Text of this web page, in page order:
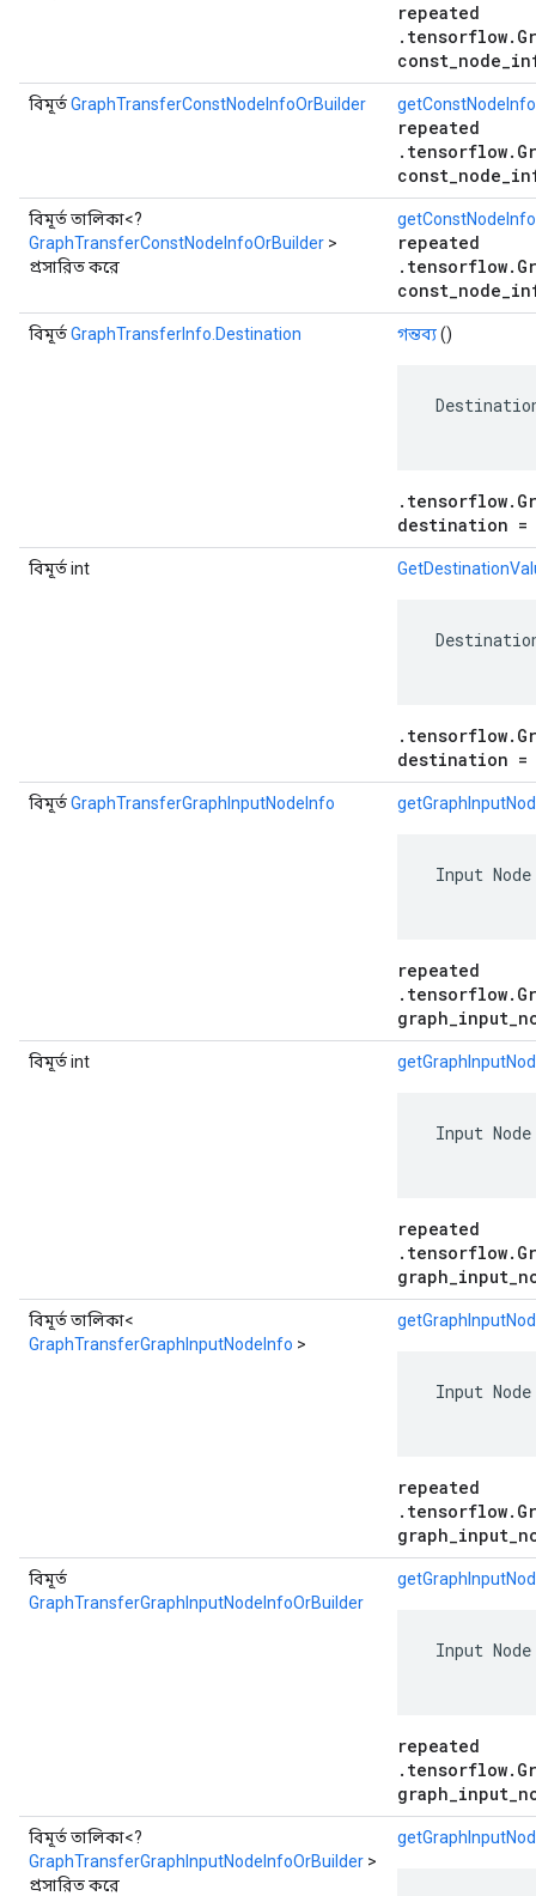
repeated
বিমূর্তGraphTransferConstNodeInfoOrBuilder
repeated
বিমূর্ত তালিকা<?
GraphTransferConstNodeInfoOrBuilder >
প্রসারিত করে
repeated
বিমূর্তGraphTransferInfo.Destination গন্তব্য()
destination =
বিমূর্ত int
destination =
বিমূর্তGraphTransferGraphInputNodeInfo
Input
repeated
বিমূর্ত int
Input
repeated
বিমূর্ত তালিকা<
GraphTransferGraphInputNodeInfo >
Input
repeated
বিমূর্ত
GraphTransferGraphInputNodeInfoOrBuilder
Input
repeated
বিমূর্ত তালিকা<?
GraphTransferGraphInputNodeInfoOrBuilder >
প্রসারিত করে